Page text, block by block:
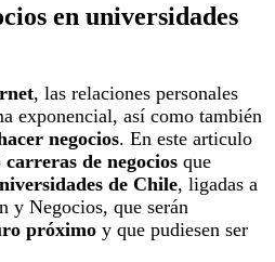
en universidades
, las relaciones personales
exponencial, así como también
negocios. En este articulo
carreras de negocios que
de Chile, ligadas a
y Negocios, que serán
próximo y que pudiesen ser